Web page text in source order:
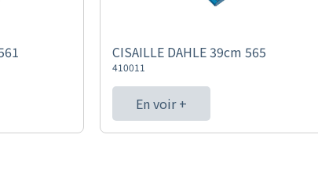
CISAILLE DAHLE 39cm 565
410011
En voir +